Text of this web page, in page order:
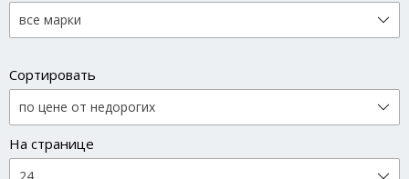
Сортировать
На странице